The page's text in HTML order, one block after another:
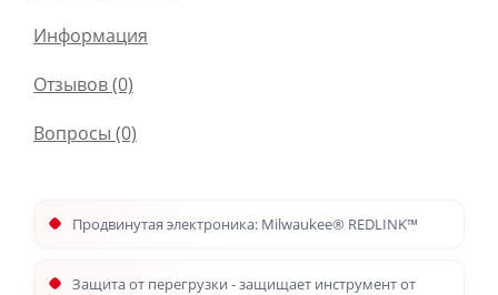
Информация
Отзывов (0)
Вопросы (0)
Продвинутая электроника: Milwaukee® REDLINK™
Защита от перегрузки - защищает инструмент от